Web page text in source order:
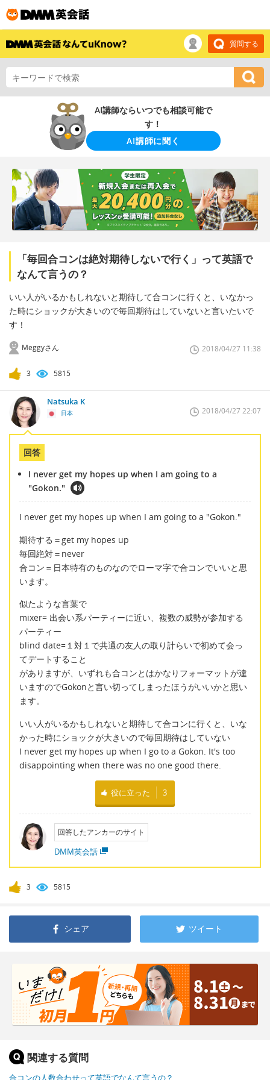
質問する
AI講師ならいつでも相談可能で
す！
AI講師に聞く
「毎回合コンは絶対期待しないで行く」って英語で
なんて言うの？
いい人がいるかもしれないと期待して合コンに行くと、いなかっ
た時にショックが大きいので毎回期待はしていないと言いたいで
す！
Meggyさん 2018/04/27 11:38
3 5815
Natsuka K
日本 2018/04/27 22:07
回答
I never get my hopes up when I am going to a
"Gokon."
I never get my hopes up when I am going to a "Gokon."
期待する＝get my hopes up
毎回絶対＝never
合コン＝日本特有のものなのでローマ字で合コンでいいと思
います。
似たような言葉で
mixer= 出会い系パーティーに近い、複数の威勢が参加する
パーティー
blind date=１対１で共通の友人の取り計らいで初めて会っ
てデートすること
がありますが、いずれも合コンとはかなりフォーマットが違
いますのでGokonと言い切ってしまったほうがいいかと思い
ます。
いい人がいるかもしれないと期待して合コンに行くと、いな
かった時にショックが大きいので毎回期待はしていない
I never get my hopes up when I go to a Gokon. It's too
disappointing when there was no one good there.
役に立った 3
回答したアンカーのサイト
DMM英会話
3 5815
シェア ツイート
関連する質問
合コンの人数合わせって英語でなんて言うの？